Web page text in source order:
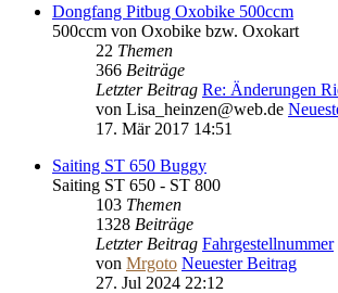
Dongfang Pitbug Oxobike 500ccm
500ccm von Oxobike bzw. Oxokart
22 Themen
366 Beiträge
Letzter Beitrag Re: Änderungen
von Lisa_heinzen@web.de
17. Mär 2017 14:51
Saiting ST 650 Buggy
Saiting ST 650 - ST 800
103 Themen
1328 Beiträge
Letzter Beitrag Fahrgestellnummer
von Mrgoto Neuester Beitrag
27. Jul 2024 22:12